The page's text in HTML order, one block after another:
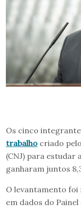
Os cinco
trabalho criado
(CNJ) para estudar
ganharam juntos
O levantamento foi
em dados do